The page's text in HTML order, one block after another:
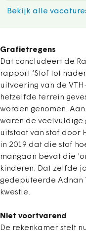
Bekijk alle
Grafietregens
Dat concludeert de
rapport ‘Stof tot
uitvoering van de
hetzelfde terrein
worden genomen.
waren de veelvuldige
uitstoot van stof door
in 2019 dat die stof
mangaan bevat die
kinderen. Dat zelfde
gedeputeerde Adnan
kwestie.
Niet voortvarend
De rekenkamer stelt